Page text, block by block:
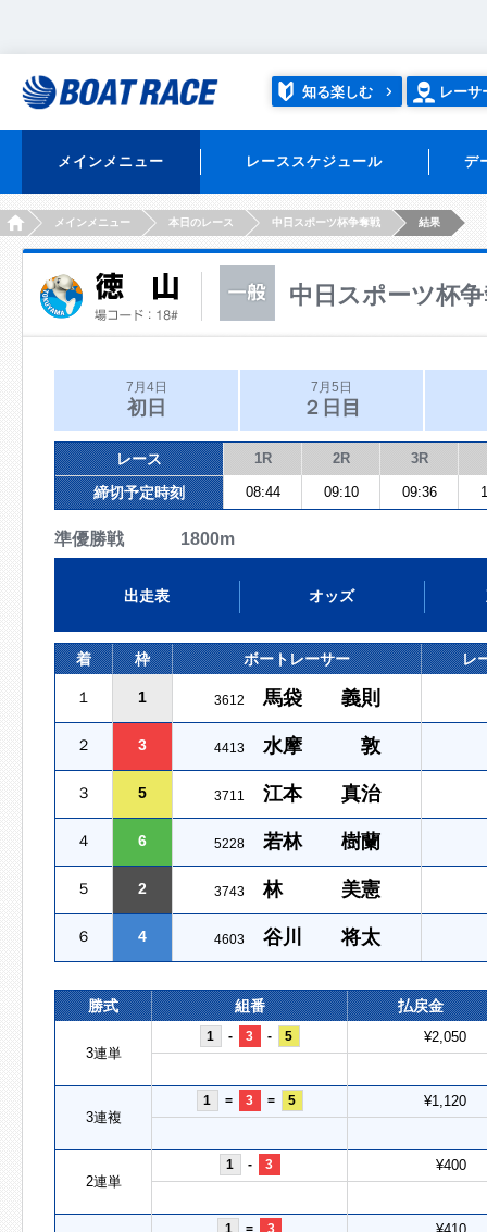
知る楽しむ レーサ
メインメニュー レーススケジュール デ
HOMEメインメニュー 本日のレース 中日スポーツ杯争奪戦 結果
中日スポーツ杯
7月4日
初日
7月5日
２日目
レース 1R 2R 3R
締切予定時刻 08:44 09:10 09:36
準優勝戦 1800m
出走表 オッズ
着 枠 ボートレーサー レ
１ 1 3612 馬袋 義則
２ 3 4413 水摩 敦
３ 5 3711 江本 真治
４ 6 5228 若林 樹蘭
５ 2 3743 林 美憲
６ 4 4603 谷川 将太
勝式 組番 払戻金
3連単
1 - 3 - 5 ¥2,050
3連複
1 = 3 = 5 ¥1,120
2連単
1 - 3 ¥400
1 = 3